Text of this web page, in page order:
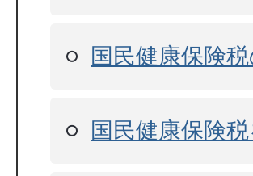
国民健康保険
国民健康保険